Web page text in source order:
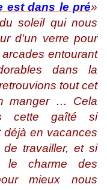
est dans le pré»
soleil qui nous
d’un verre pour
entourant
dans la
tout cet
manger … Cela
cette gaîté si
déjà en vacances
travailler, et si
le charme des
mieux nous